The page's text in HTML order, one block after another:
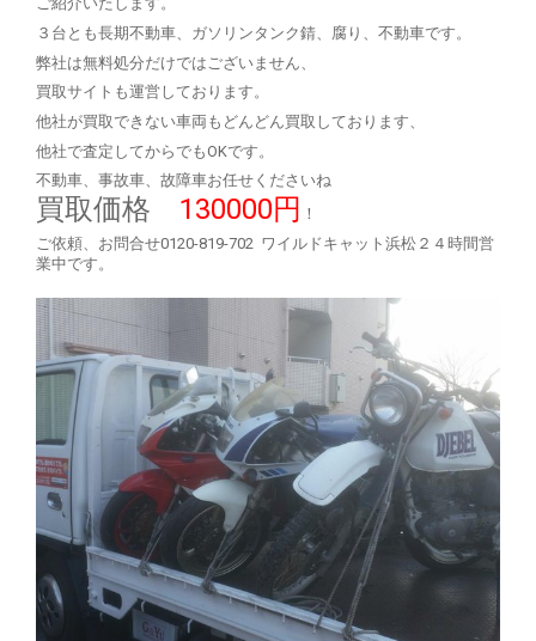
３台とも長期不動車、ガソリンタンク錆、腐り、不動車です。
弊社は無料処分だけではございません、
買取サイトも運営しております。
他社が買取できない車両もどんどん買取しております、
他社で査定してからでもOKです。
不動車、事故車、故障車お任せくださいね
買取価格 130000円 ！
ご依頼、お問合せ0120-819-702 ワイルドキャット浜松２４時間営
業中です。